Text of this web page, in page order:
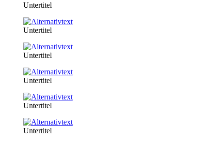
Untertitel
Untertitel
Untertitel
Untertitel
Untertitel
Untertitel